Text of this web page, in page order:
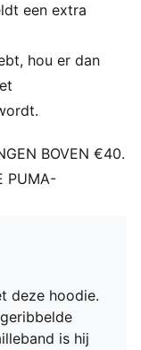
een extra
hou er dan
BOVEN €40.
PUMA-
deze hoodie.
is hij